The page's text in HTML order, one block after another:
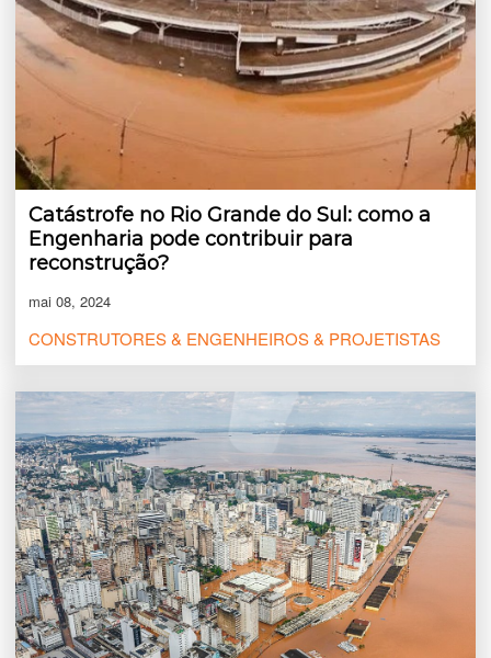
Catástrofe no Rio Grande do Sul: como a
Engenharia pode contribuir para
reconstrução?
mai 08, 2024
CONSTRUTORES & ENGENHEIROS & PROJETISTAS